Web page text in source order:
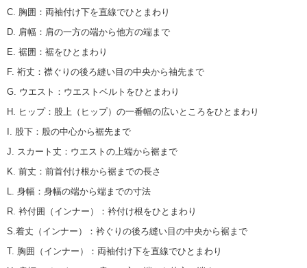
C. 胸囲 ： 両袖付け下を直線でひとまわり
D. 肩幅 ： 肩の一方の端から他方の端まで
E. 裾囲 ： 裾をひとまわり
F. 裄丈 ： 襟ぐりの後ろ縫い目の中央から袖先まで
G. ウエスト ： ウエストベルトをひとまわり
H. ヒップ： 股上（ヒップ）の一番幅の広いところをひとまわり
I. 股下 ： 股の中心から裾先まで
J. スカート丈 ： ウエストの上端から裾まで
K. 前丈 ： 前首付け根から裾までの長さ
L. 身幅 ： 身幅の端から端までの寸法
R. 衿付囲（インナー）
： 衿付け根をひとまわり
S.着丈（インナー）
： 衿ぐりの後ろ縫い目の中央から裾まで
T. 胸囲（インナー）
： 両袖付け下を直線でひとまわり